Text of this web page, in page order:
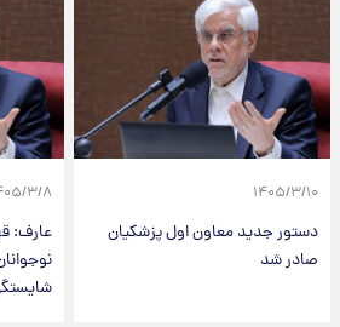
۱۴۰۵/۳/۱۰
دستور جدید معاون اول پزشکیان
صادر شد
۱۴۰۵/
عارف: